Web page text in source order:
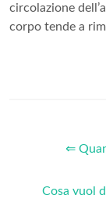
circolazione
corpo tende a
⇐
Cosa vuol